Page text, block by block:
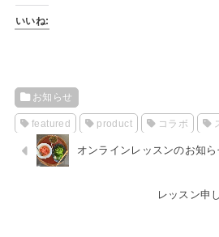
いいね:
お知らせ
featured product コラボ
オンラインレッスンのお知
レッスン申